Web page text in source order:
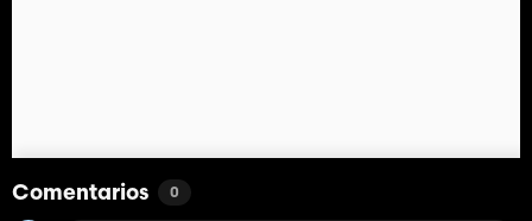
Comentarios 0